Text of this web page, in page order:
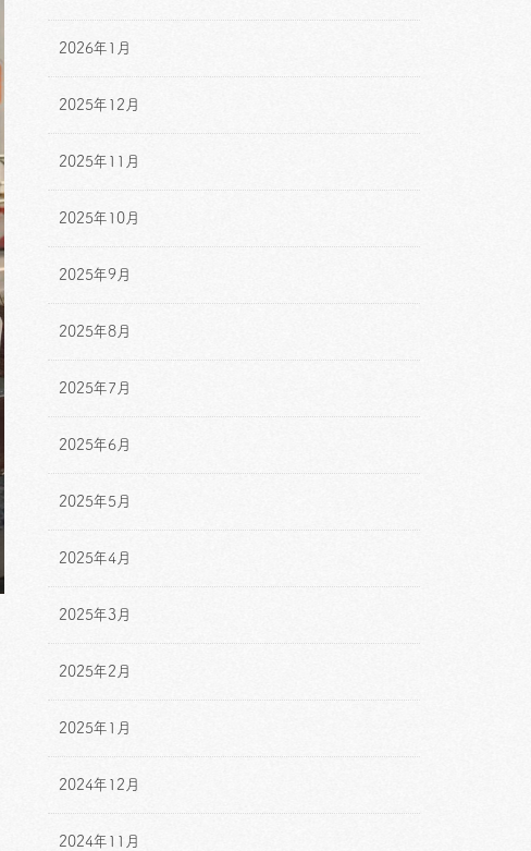
2026年1月
2025年12月
2025年11月
2025年10月
2025年9月
2025年8月
2025年7月
2025年6月
2025年5月
2025年4月
2025年3月
2025年2月
2025年1月
2024年12月
2024年11月